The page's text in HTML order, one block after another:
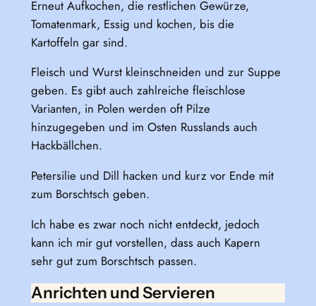
Erneut Aufkochen, die restlichen Gewürze,
Tomatenmark, Essig und kochen, bis die
Kartoffeln gar sind.
Fleisch und Wurst kleinschneiden und zur Suppe
geben. Es gibt auch zahlreiche fleischlose
Varianten, in Polen werden oft Pilze
hinzugegeben und im Osten Russlands auch
Hackbällchen.
Petersilie und Dill hacken und kurz vor Ende mit
zum Borschtsch geben.
Ich habe es zwar noch nicht entdeckt, jedoch
kann ich mir gut vorstellen, dass auch Kapern
sehr gut zum Borschtsch passen.
Anrichten und Servieren